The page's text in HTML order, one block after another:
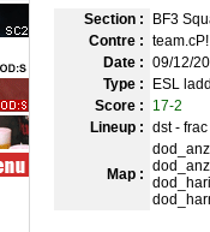
Section :
BF3
Contre : team.cP!
Date : 09/12/
Type :
ESL
Score :
17-2
Lineup : dst -
Map :